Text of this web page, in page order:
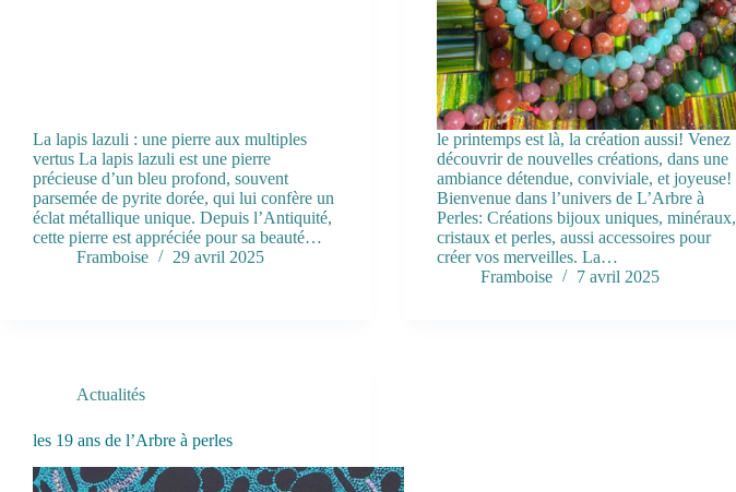
La lapis lazuli : une pierre aux multiples
vertus La lapis lazuli est une pierre
précieuse d’un bleu profond, souvent
parsemée de pyrite dorée, qui lui confère un
éclat métallique unique. Depuis l’Antiquité,
cette pierre est appréciée pour sa beauté…
Framboise
29 avril 2025
le printemps est là, la création aussi! Venez
découvrir de nouvelles créations, dans une
ambiance détendue, conviviale, et joyeuse!
Bienvenue dans l’univers de L’Arbre à
Perles: Créations bijoux uniques, minéraux,
cristaux et perles, aussi accessoires pour
créer vos merveilles. La…
Framboise
7 avril 2025
Actualités
les 19 ans de l’Arbre à perles